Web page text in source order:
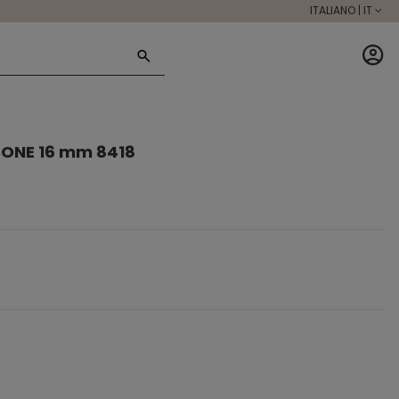
ITALIANO | IT
16 mm 8418